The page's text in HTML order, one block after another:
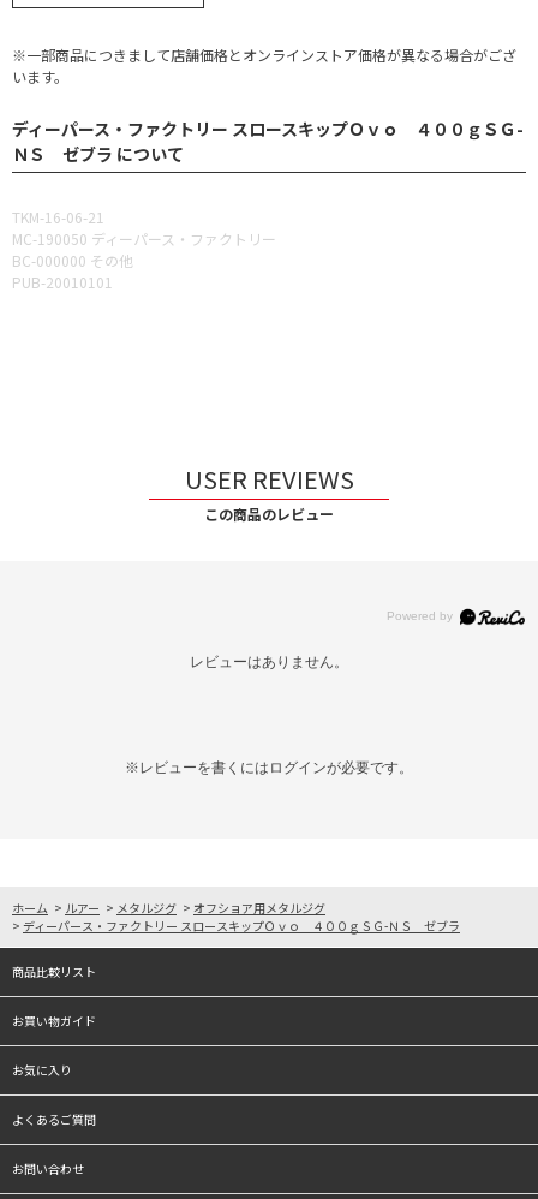
※一部商品につきまして店舗価格とオンラインストア価格が異なる場合がござ
います。
ディーパース・ファクトリー スロースキップＯｖｏ ４００ｇＳＧ-
ＮＳ ゼブラ について
TKM-16-06-21
MC-190050 ディーパース・ファクトリー
BC-000000 その他
PUB-20010101
USER REVIEWS
この商品のレビュー
レビューはありません。
※レビューを書くには ログインが必要です。
ホーム > ルアー > メタルジグ > オフショア用メタルジグ
> ディーパース・ファクトリー スロースキップＯｖｏ ４００ｇＳＧ-ＮＳ ゼブラ
商品比較リスト
お買い物ガイド
お気に入り
よくあるご質問
お問い合わせ